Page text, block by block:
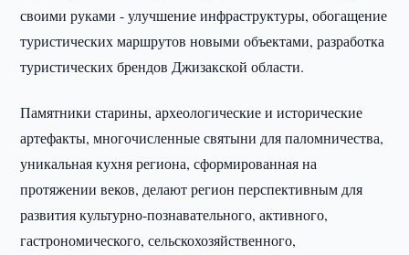
своими руками - улучшение инфраструктуры, обогащение
туристических маршрутов новыми объектами, разработка
туристических брендов Джизакской области.
Памятники старины, археологические и исторические
артефакты, многочисленные святыни для паломничества,
уникальная кухня региона, сформированная на
протяжении веков, делают регион перспективным для
развития культурно-познавательного, активного,
гастрономического, сельскохозяйственного,